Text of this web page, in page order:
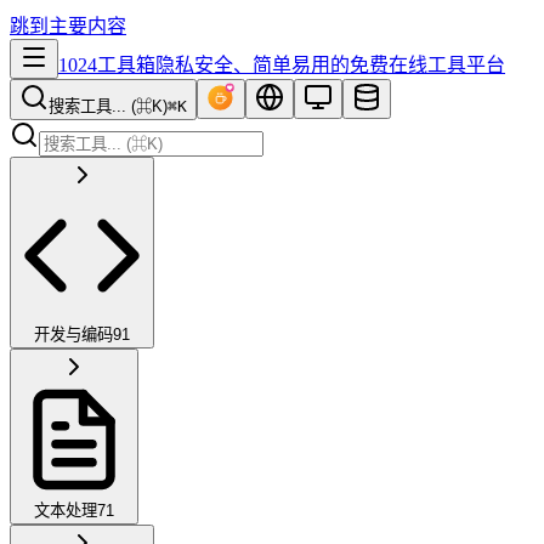
跳到主要内容
1024工具箱隐私安全、简单易用的免费在线工具平台
搜索工具... (⌘K)⌘K
开发与编码91
文本处理71